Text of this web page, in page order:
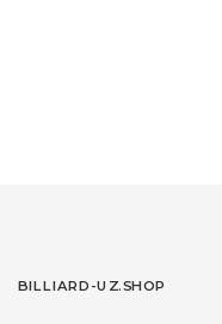
BILLIARD-UZ.SHOP